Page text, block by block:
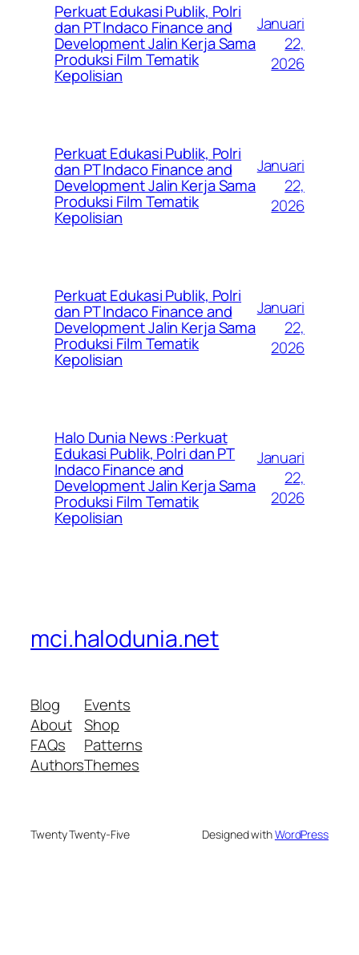
Perkuat Edukasi Publik, Polri
dan PT Indaco Finance and
Development Jalin Kerja Sama
Produksi Film Tematik
Kepolisian
Januari
22,
2026
Perkuat Edukasi Publik, Polri
dan PT Indaco Finance and
Development Jalin Kerja Sama
Produksi Film Tematik
Kepolisian
Januari
22,
2026
Perkuat Edukasi Publik, Polri
dan PT Indaco Finance and
Development Jalin Kerja Sama
Produksi Film Tematik
Kepolisian
Januari
22,
2026
Halo Dunia News :Perkuat
Edukasi Publik, Polri dan PT
Indaco Finance and
Development Jalin Kerja Sama
Produksi Film Tematik
Kepolisian
Januari
22,
2026
mci.halodunia.net
Blog
About
FAQs
Authors
Events
Shop
Patterns
Themes
Twenty Twenty-Five Designed withWordPress